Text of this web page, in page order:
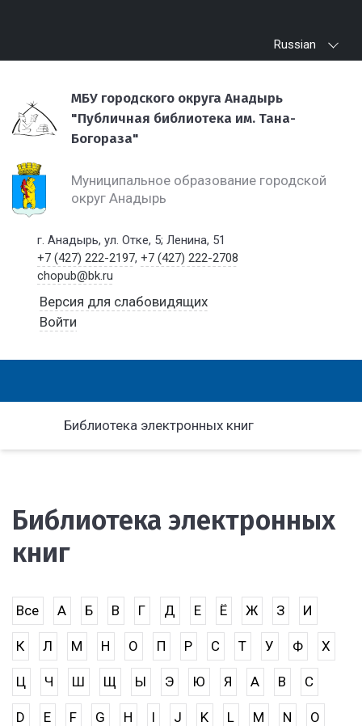
Russian
МБУ городского округа Анадырь
"Публичная библиотека им. Тана-
Богораза"
Муниципальное образование городской
округ Анадырь
г. Анадырь, ул. Отке, 5; Ленина, 51
+7 (427) 222-2197,+7 (427) 222-2708
chopub@bk.ru
Версия для слабовидящих
Войти
Библиотека электронных книг
Библиотека электронных
книг
Все А Б В Г Д Е Ё Ж З И
К Л М Н О П Р С Т У Ф Х
Ц Ч Ш Щ Ы Э Ю Я A B C
D E F G H I J K L M N O